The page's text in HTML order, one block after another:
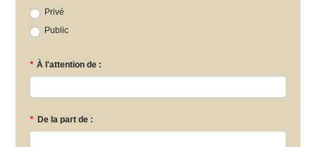
Privé
Public
* À l'attention de :
* De la part de :